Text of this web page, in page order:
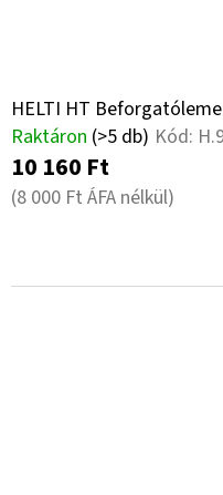
HELTI HT
Raktáron (>5 db) Kód:
10 160 Ft
(8 000 Ft ÁFA nélkül)